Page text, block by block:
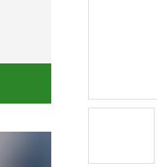
机MC230P3T 20- B参数
交流电机FCA 132S-4/